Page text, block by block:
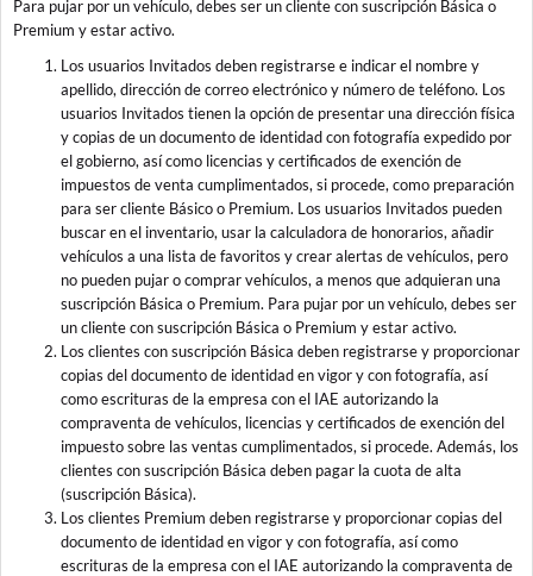
Para pujar por un vehículo, debes ser un cliente con suscripción Básica o
Premium y estar activo.
Los usuarios Invitados deben registrarse e indicar el nombre y
apellido, dirección de correo electrónico y número de teléfono. Los
usuarios Invitados tienen la opción de presentar una dirección física
y copias de un documento de identidad con fotografía expedido por
el gobierno, así como licencias y certificados de exención de
impuestos de venta cumplimentados, si procede, como preparación
para ser cliente Básico o Premium. Los usuarios Invitados pueden
buscar en el inventario, usar la calculadora de honorarios, añadir
vehículos a una lista de favoritos y crear alertas de vehículos, pero
no pueden pujar o comprar vehículos, a menos que adquieran una
suscripción Básica o Premium. Para pujar por un vehículo, debes ser
un cliente con suscripción Básica o Premium y estar activo.
Los clientes con suscripción Básica deben registrarse y proporcionar
copias del documento de identidad en vigor y con fotografía, así
como escrituras de la empresa con el IAE autorizando la
compraventa de vehículos, licencias y certificados de exención del
impuesto sobre las ventas cumplimentados, si procede. Además, los
clientes con suscripción Básica deben pagar la cuota de alta
(suscripción Básica).
Los clientes Premium deben registrarse y proporcionar copias del
documento de identidad en vigor y con fotografía, así como
escrituras de la empresa con el IAE autorizando la compraventa de